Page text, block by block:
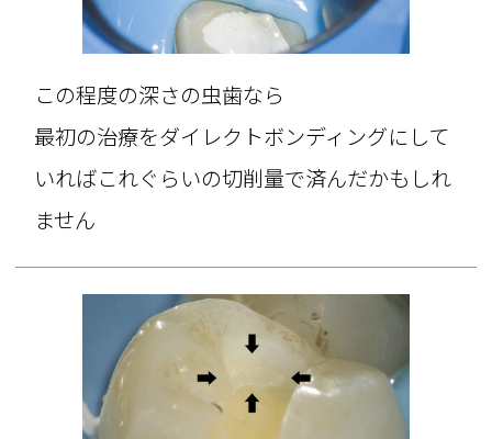
この程度の深さの虫歯なら
最初の治療をダイレクトボンディングにして
いればこれぐらいの切削量で済んだかもしれ
ません